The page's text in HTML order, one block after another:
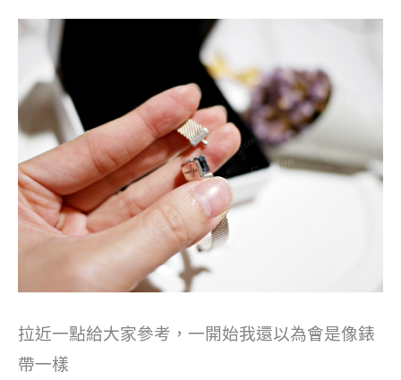
拉近一點給大家參考，一開始我還以為會是像錶
帶一樣